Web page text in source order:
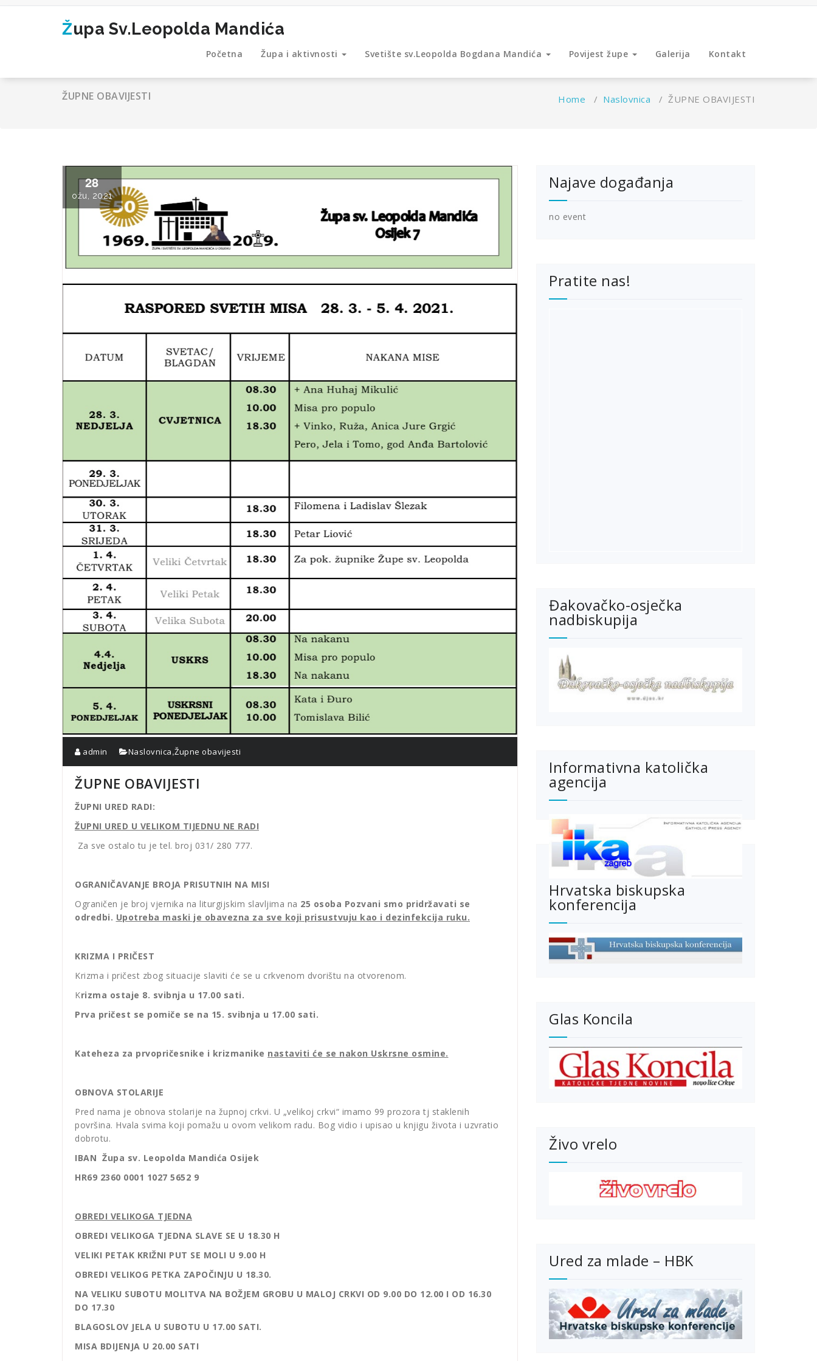
Skip
Župa Sv.Leopolda Mandića
Početna Župa i aktivnosti Svetište sv.Leopolda Bogdana Mandića Povijest župe Galerija Kontakt
ŽUPNE OBAVIJESTI Home / Naslovnica / ŽUPNE OBAVIJESTI
28
ožu, 2021
admin Naslovnica,Župne obavijesti
ŽUPNE OBAVIJESTI
ŽUPNI URED RADI:
ŽUPNI URED U VELIKOM TIJEDNU NE RADI
Za sve ostalo tu je tel. broj 031/ 280 777.
OGRANIČAVANJE BROJA PRISUTNIH NA MISI
Ograničen je broj vjernika na liturgijskim slavljima na 25 osoba Pozvani smo pridržavati se
odredbi. Upotreba maski je obavezna za sve koji prisustvuju kao i dezinfekcija ruku.
KRIZMA I PRIČEST
Krizma i pričest zbog situacije slaviti će se u crkvenom dvorištu na otvorenom.
Krizma ostaje 8. svibnja u 17.00 sati.
Prva pričest se pomiče se na 15. svibnja u 17.00 sati.
Kateheza za prvopričesnike i krizmanike nastaviti će se nakon Uskrsne osmine.
OBNOVA STOLARIJE
Pred nama je obnova stolarije na župnoj crkvi. U „velikoj crkvi“ imamo 99 prozora tj staklenih
površina. Hvala svima koji pomažu u ovom velikom radu. Bog vidio i upisao u knjigu života i uzvratio
dobrotu.
IBAN Župa sv. Leopolda Mandića Osijek
HR69 2360 0001 1027 5652 9
OBREDI VELIKOGA TJEDNA
OBREDI VELIKOGA TJEDNA SLAVE SE U 18.30 H
VELIKI PETAK KRIŽNI PUT SE MOLI U 9.00 H
OBREDI VELIKOG PETKA ZAPOČINJU U 18.30.
NA VELIKU SUBOTU MOLITVA NA BOŽJEM GROBU U MALOJ CRKVI OD 9.00 DO 12.00 I OD 16.30
DO 17.30
BLAGOSLOV JELA U SUBOTU U 17.00 SATI.
MISA BDIJENJA U 20.00 SATI
Najave događanja
no event
Pratite nas!
Đakovačko-osječka
nadbiskupija
Informativna katolička
agencija
Hrvatska biskupska
konferencija
Glas Koncila
Živo vrelo
Ured za mlade – HBK